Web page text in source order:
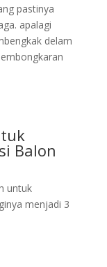
pastinya
apalagi
delam
Balon
untuk
menjadi 3